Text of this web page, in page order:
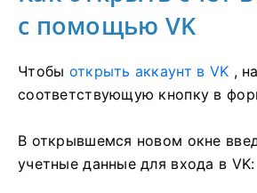
с помощью VK
Чтобы открыть аккаунт в VK ,
соответствующую кнопку в
В открывшемся новом окне
учетные данные для входа в VK: